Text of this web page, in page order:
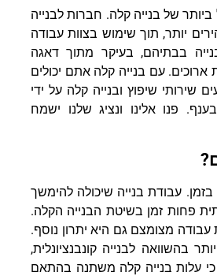
של בנייה קלה. חברות לבנייה
יותר, תוך שימוש בצוות עבודה
בבתיהם, בעיקר מתוך דאגה
עם בנייה קלה אתם יכולים
שירותי שיפוץ ובנייה קלה על ידי
פנו אלינו ונציג שלנו ישמח
בזמן. עבודת בנייה שיכולה להימשך
פחות זמן בשיטת הבנייה הקלה.
מצומצם גם היא יתרון נוסף.
בהשוואה לבנייה קונבנציונלית,
כי עלות בנייה קלה משתנה בהתאם